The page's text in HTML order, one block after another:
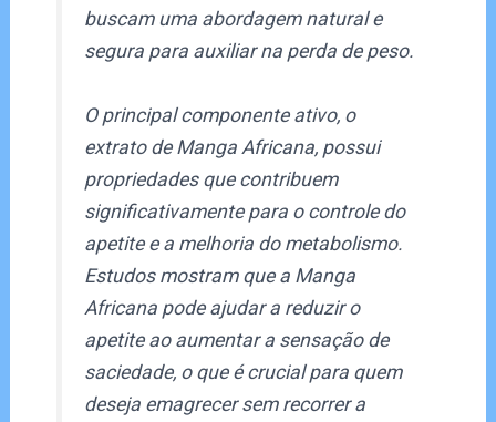
buscam uma abordagem natural e
segura para auxiliar na perda de peso.
O principal componente ativo, o
extrato de Manga Africana, possui
propriedades que contribuem
significativamente para o controle do
apetite e a melhoria do metabolismo.
Estudos mostram que a Manga
Africana pode ajudar a reduzir o
apetite ao aumentar a sensação de
saciedade, o que é crucial para quem
deseja emagrecer sem recorrer a